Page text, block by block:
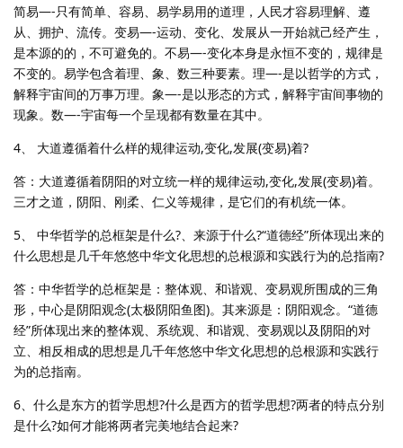
简易—-只有简单、容易、易学易用的道理，人民才容易理解、遵
从、拥护、流传。变易—-运动、变化、发展从一开始就己经产生，
是本源的的，不可避免的。不易—-变化本身是永恒不变的，规律是
不变的。易学包含着理、象、数三种要素。理—-是以哲学的方式，
解释宇宙间的万事万理。象—-是以形态的方式，解释宇宙间事物的
现象。数—-宇宙每一个呈现都有数量在其中。
4、 大道遵循着什么样的规律运动,变化,发展(变易)着?
答：大道遵循着阴阳的对立统一样的规律运动,变化,发展(变易)着。
三才之道，阴阳、刚柔、仁义等规律，是它们的有机统一体。
5、 中华哲学的总框架是什么?、来源于什么?“道德经”所体现出来的
什么思想是几千年悠悠中华文化思想的总根源和实践行为的总指南?
答：中华哲学的总框架是：整体观、和谐观、变易观所围成的三角
形，中心是阴阳观念(太极阴阳鱼图)。其来源是：阴阳观念。“道德
经”所体现出来的整体观、系统观、和谐观、变易观以及阴阳的对
立、相反相成的思想是几千年悠悠中华文化思想的总根源和实践行
为的总指南。
6、什么是东方的哲学思想?什么是西方的哲学思想?两者的特点分别
是什么?如何才能将两者完美地结合起来?